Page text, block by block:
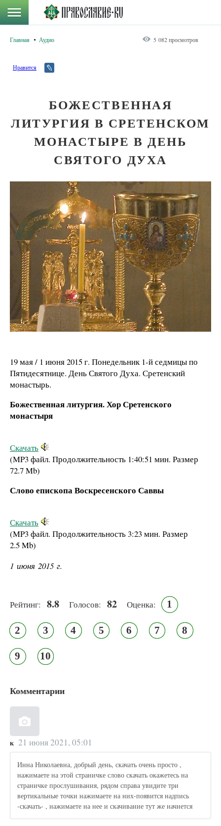
Главная Аудио 5 082 просмотров
Нравится
БОЖЕСТВЕННАЯ
ЛИТУРГИЯ В СРЕТЕНСКОМ
МОНАСТЫРЕ В ДЕНЬ
СВЯТОГО ДУХА
19 мая / 1 июня 2015 г. Понедельник 1-й седмицы по
Пятидесятнице. День Святого Духа. Сретенский
монастырь.
Божественная литургия. Хор Сретенского
монастыря
Скачать
(MP3 файл. Продолжительность 1:40:51 мин. Размер
72.7 Mb)
Слово епископа Воскресенского Саввы
Скачать
(MP3 файл. Продолжительность 3:23 мин. Размер
2.5 Mb)
1 июня 2015 г.
Рейтинг: 8.8 Голосов: 82 Оценка: 1
2 3 4 5 6 7 8
9 10
Комментарии
к 21 июня 2021, 05:01
Инна Николаевна, добрый день, скачать очень просто ,
нажимаете на этой страничке слово скачать окажетесь на
страничке прослушивания, рядом справа увидите три
вертикальные точки нажимаете на них-появится надпись
-скачать- , нажимаете на нее и скачивание тут же начнется